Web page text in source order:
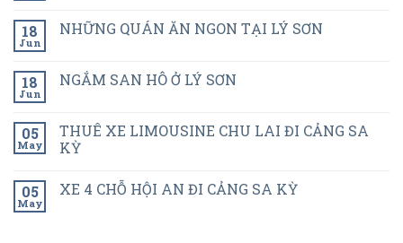
18
Jun
NHỮNG QUÁN ĂN NGON TẠI LÝ SƠN
18
Jun
NGẮM SAN HÔ Ở LÝ SƠN
05
May
THUÊ XE LIMOUSINE CHU LAI ĐI CẢNG SA
KỲ
05
May
XE 4 CHỖ HỘI AN ĐI CẢNG SA KỲ